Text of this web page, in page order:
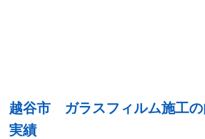
越谷市 ガラスフィルム施工の
実績